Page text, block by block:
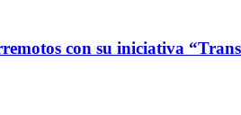
con su iniciativa